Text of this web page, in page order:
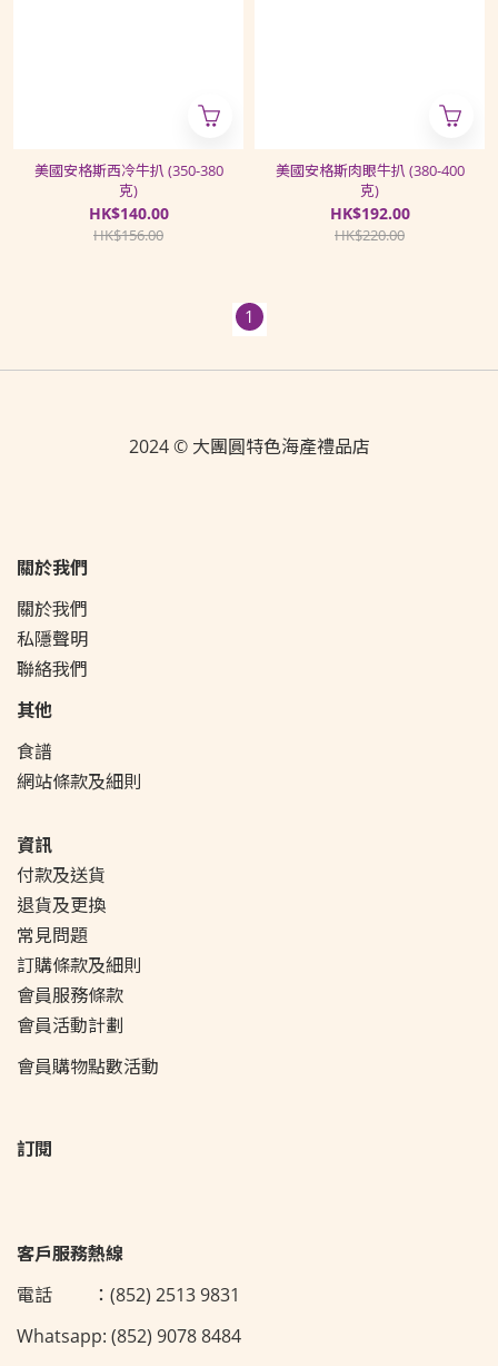
美國安格斯西冷牛扒 (350-380
克)
HK$140.00
HK$156.00
美國安格斯肉眼牛扒 (380-400
克)
HK$192.00
HK$220.00
1
2024 © 大團圓特色海產禮品店
關於我們
關於我們
私隱聲明
聯絡我們
其他
食譜
網站條款及細則
資訊
付款及送貨
退貨及更換
常見問題
訂購條款及細則
會員服務條款
會員活動計劃
會員購物點數活動
訂閱
客戶服務熱線
電話 ：(852) 2513 9831
Whatsapp: (852) 9078 8484